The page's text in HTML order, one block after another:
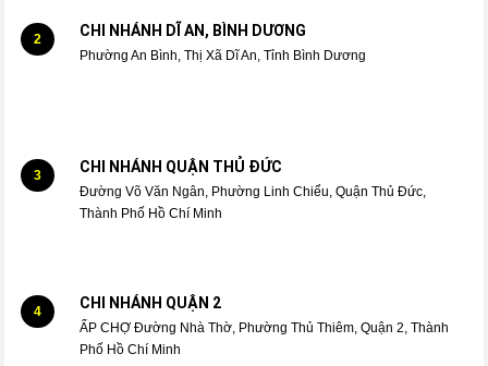
2 CHI NHÁNH DĨ AN, BÌNH DƯƠNG
Phường An Bình, Thị Xã Dĩ An, Tỉnh Bình Dương
3 CHI NHÁNH QUẬN THỦ ĐỨC
Đường Võ Văn Ngân, Phường Linh Chiểu, Quận Thủ Đức,
Thành Phố Hồ Chí Minh
4 CHI NHÁNH QUẬN 2
ẤP CHỢ Đường Nhà Thờ, Phường Thủ Thiêm, Quận 2, Thành
Phố Hồ Chí Minh